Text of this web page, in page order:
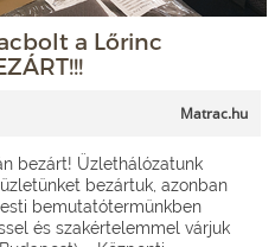
a Lőrinc
Matrac.hu
bezárt! Üzlethálózatunk
bezártuk, azonban
bemutatótermünkben
és szakértelemmel várjuk